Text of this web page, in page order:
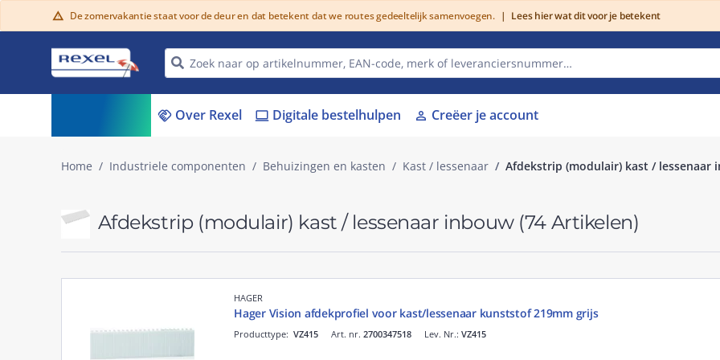
warning De zomervakantie staat voor de deur en dat betekent dat we routes gedeeltelijk samenvoegen. | Lees hier wat dit voor je betekent
handshake Over Rexel laptop Digitale bestelhulpen person Creëer je account
Home Industriele componenten Behuizingen en kasten Kast / lessenaar Afdekstrip (modulair) kast / lessenaar
Afdekstrip (modulair) kast / lessenaar inbouw (74 Artikelen)
HAGER
Hager Vision afdekprofiel voor kast/lessenaar kunststof 219mm grijs
Art. nr. 2700347518
Producttype: VZ415 Lev. Nr.: VZ415